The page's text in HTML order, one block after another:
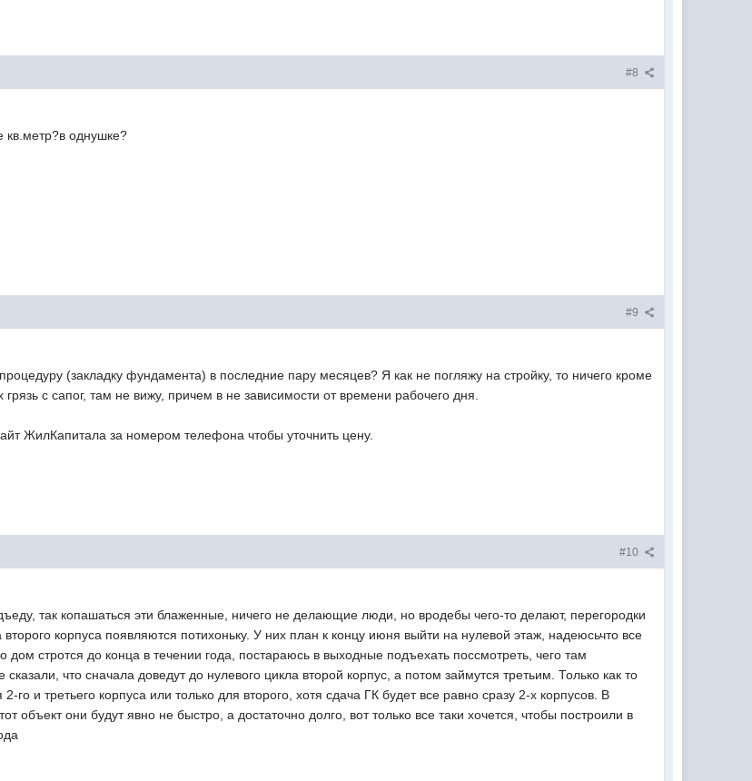
#8
кв.метр?в однушке?
#9
(закладку фундамента) в последние пару месяцев? Я как не погляжу на стройку, то ничего кроме
с сапог, там не вижу, причем в не зависимости от времени рабочего дня.
ЖилКапитала за номером телефона чтобы уточнить цену.
#10
так копашаться эти блаженные, ничего не делающие люди, но вродебы чего-то делают, перегородки
второго корпуса появляются потихоньку. У них план к концу июня выйти на нулевой этаж, надеюсьчто все
дом стротся до конца в течении года, постараюсь в выходные подъехать поссмотреть, чего там
что сначала доведут до нулевого цикла второй корпус, а потом займутся третьим. Только как то
го и третьего корпуса или только для второго, хотя сдача ГК будет все равно сразу 2-х корпусов. В
объект они будут явно не быстро, а достаточно долго, вот только все таки хочется, чтобы построили в